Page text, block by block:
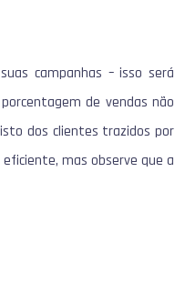
campanhas – isso será
de vendas não
dos clientes trazidos por
mas observe que a